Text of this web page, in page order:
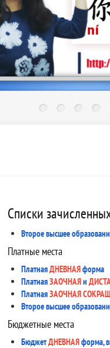
Списки
Второе высшее
Платные места
ПлатнаяДНЕВНАЯформа
ПлатнаяЗАОЧНАЯи
ПлатнаяЗАОЧНАЯ
Второе высшее
Бюджетные места
БюджетДНЕВНАЯформа,